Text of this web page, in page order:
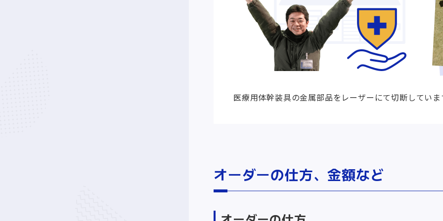
医療用体幹装具の金属部品をレーザーにて切断していま
オーダーの仕方、金額など